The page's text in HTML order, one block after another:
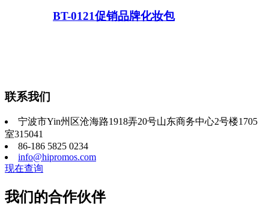
BT-0121促销品牌化妆包
联系我们
宁波市Yin州区沧海路1918弄20号山东商务中心2号楼1705
室315041
86-186 5825 0234
info@hipromos.com
现在查询
我们的合作伙伴